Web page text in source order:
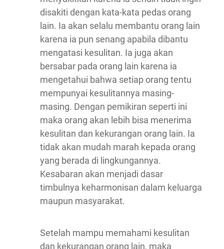
disakiti dengan kata-kata pedas orang
lain. Ia akan selalu membantu orang lain
karena ia pun senang apabila dibantu
mengatasi kesulitan. Ia juga akan
bersabar pada orang lain karena ia
mengetahui bahwa setiap orang tentu
mempunyai kesulitannya masing-
masing. Dengan pemikiran seperti ini
maka orang akan lebih bisa menerima
kesulitan dan kekurangan orang lain. Ia
tidak akan mudah marah kepada orang
yang berada di lingkungannya.
Kesabaran akan menjadi dasar
timbulnya keharmonisan dalam keluarga
maupun masyarakat.
Setelah mampu memahami kesulitan
dan kekurangan orang lain, maka